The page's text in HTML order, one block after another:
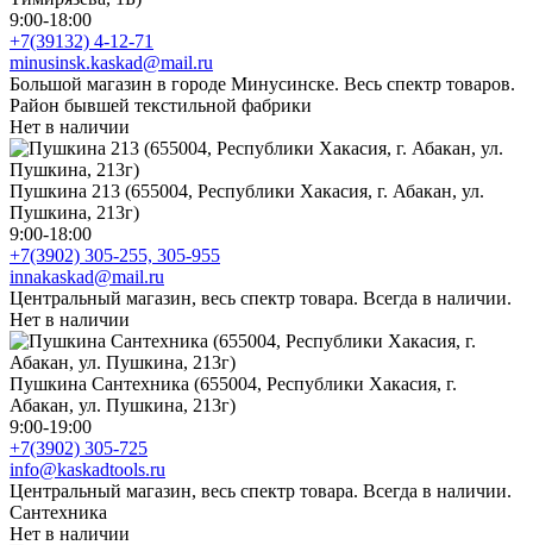
9:00-18:00
+7(39132) 4-12-71
minusinsk.kaskad@mail.ru
Большой магазин в городе Минусинске. Весь спектр товаров.
Район бывшей текстильной фабрики
Нет в наличии
Пушкина 213 (655004, Республики Хакасия, г. Абакан, ул.
Пушкина, 213г)
9:00-18:00
+7(3902) 305-255, 305-955
innakaskad@mail.ru
Центральный магазин, весь спектр товара. Всегда в наличии.
Нет в наличии
Пушкина Сантехника (655004, Республики Хакасия, г.
Абакан, ул. Пушкина, 213г)
9:00-19:00
+7(3902) 305-725
info@kaskadtools.ru
Центральный магазин, весь спектр товара. Всегда в наличии.
Сантехника
Нет в наличии